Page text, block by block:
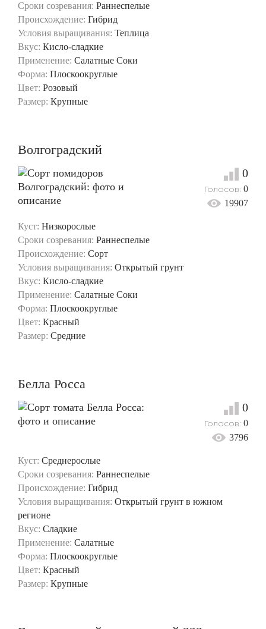
Сроки созревания: Раннеспелые
Происхождение: Гибрид
Условия выращивания: Теплица
Вкус: Кисло-сладкие
Применение: Салатные Соки
Форма: Плоскоокруглые
Цвет: Розовый
Размер: Крупные
Волгоградский
Куст: Низкорослые
Сроки созревания: Раннеспелые
Происхождение: Сорт
Условия выращивания: Открытый грунт
Вкус: Кисло-сладкие
Применение: Салатные Соки
Форма: Плоскоокруглые
Цвет: Красный
Размер: Средние
0
Голосов: 0
19907
Белла Росса
Куст: Среднерослые
Сроки созревания: Раннеспелые
Происхождение: Гибрид
Условия выращивания: Открытый грунт в южном
регионе
Вкус: Сладкие
Применение: Салатные
Форма: Плоскоокруглые
Цвет: Красный
Размер: Крупные
0
Голосов: 0
3796